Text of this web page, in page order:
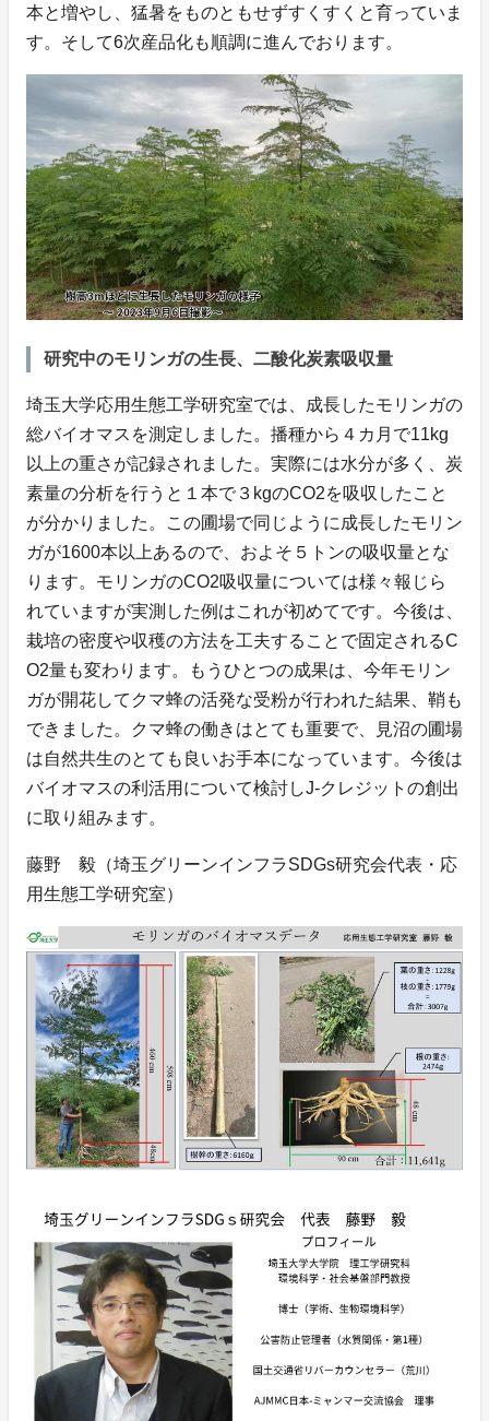
本と増やし、猛暑をものともせずすくすくと育っていま
す。そして6次産品化も順調に進んでおります。
研究中のモリンガの生長、二酸化炭素吸収量
埼玉大学応用生態工学研究室では、成長したモリンガの
総バイオマスを測定しました。播種から４カ月で11kg
以上の重さが記録されました。実際には水分が多く、炭
素量の分析を行うと１本で３kgのCO2を吸収したこと
が分かりました。この圃場で同じように成長したモリン
ガが1600本以上あるので、およそ５トンの吸収量とな
ります。モリンガのCO2吸収量については様々報じら
れていますが実測した例はこれが初めてです。今後は、
栽培の密度や収穫の方法を工夫することで固定されるC
O2量も変わります。もうひとつの成果は、今年モリン
ガが開花してクマ蜂の活発な受粉が行われた結果、鞘も
できました。クマ蜂の働きはとても重要で、見沼の圃場
は自然共生のとても良いお手本になっています。今後は
バイオマスの利活用について検討しJ-クレジットの創出
に取り組みます。
藤野 毅（埼玉グリーンインフラSDGs研究会代表・応
用生態工学研究室）